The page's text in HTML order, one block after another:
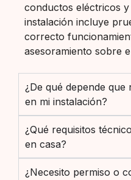
conductos eléctricos
instalación incluye
correcto
asesoramiento sobre
¿De qué depende
en mi instalación?
¿Qué requisitos
en casa?
¿Necesito permiso o